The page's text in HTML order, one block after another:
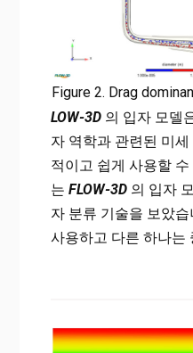
Figure 2. Drag
LOW-3D의 입자 모델
자 역학과 관련된 미
적이고 쉽게 사용할
는 FLOW-3D의 입자
자 분류 기술을 보았
사용하고 다른 하나는